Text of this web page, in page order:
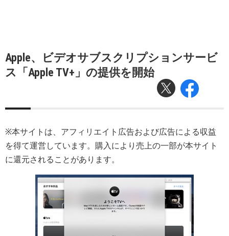
Apple、ビデオサブスクリプションサービ
ス「Apple TV+」の提供を開始
※本サイトは、アフィリエイト広告および広告による収益
を得て運営しています。購入により売上の一部が本サイト
に還元されることがあります。